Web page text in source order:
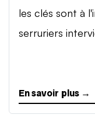
les clés sont à
serruriers
En savoir plus →